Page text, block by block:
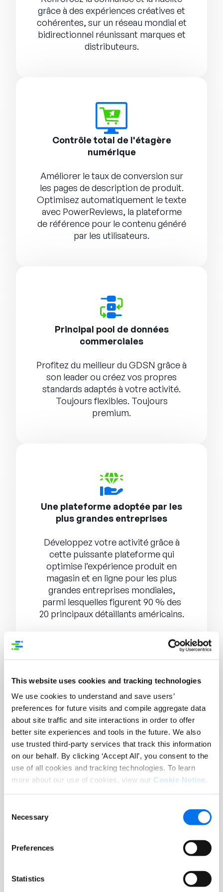
This website uses cookies and tracking technologies
We use cookies to understand and save users’
preferences for future visits and compile aggregate data
about site traffic and site interactions in order to offer
better site experiences and tools in the future. We also
use trusted third-party services that track this information
on our behalf. By clicking ‘Accept All’, you consent to the
use of all cookies and tracking technologies. To learn
more about our use of cookies, view our Cookie Notice.
Selection
Necessary
Preferences
Statistics
grâce à des expériences créatives et
cohérentes, sur un réseau mondial et
bidirectionnel réunissant marques et
distributeurs.
Contrôle total de l'étagère
numérique
Améliorer le taux de conversion sur
les pages de description de produit.
Optimisez automatiquement le texte
avec PowerReviews, la plateforme
de référence pour le contenu généré
par les utilisateurs.
Principal pool de données
commerciales
Profitez du meilleur du GDSN grâce à
son leader ou créez vos propres
standards adaptés à votre activité.
Toujours flexibles. Toujours
premium.
Une plateforme adoptée par les
plus grandes entreprises
Développez votre activité grâce à
cette puissante plateforme qui
optimise l’expérience produit en
magasin et en ligne pour les plus
grandes entreprises mondiales,
parmi lesquelles figurent 90 % des
20 principaux détaillants américains.
+ de 15 000
marques
+ de 3 500
distributeurs, revendeurs et plateformes
Touchez davantage de
clients partout dans le
monde : découvrez
Syndigo + 1WorldSync